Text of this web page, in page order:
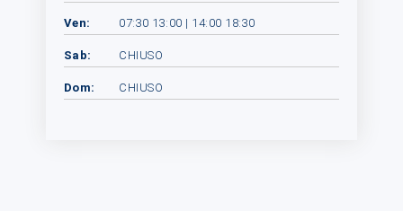
Ven: 07:30 13:00 | 14:00 18:30
Sab: CHIUSO
Dom: CHIUSO